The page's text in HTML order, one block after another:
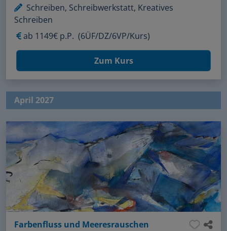
Schreiben, Schreibwerkstatt, Kreatives
Schreiben
ab 1149€ p.P. (6ÜF/DZ/6VP/Kurs)
Zum Kurs
April 2027
Farbenfluss und Meeresrauschen